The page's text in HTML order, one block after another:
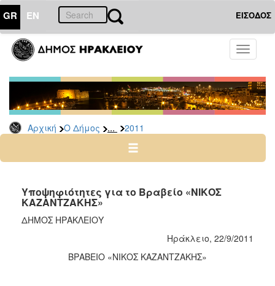
GR EN ΕΙΣΟΔΟΣ
Toggle
Αρχική Ο Δήμος ... 2011
ΔΗΜΟΣ
Δελτία
Τύπου
Αρχείο
2026
2024
2022
2021
Υποψηφιότητες για το Βραβείο «ΝΙΚΟΣ
ΚΑΖΑΝΤΖΑΚΗΣ»
ΔΗΜΟΣ ΗΡΑΚΛΕΙΟΥ
Ηράκλειο, 22/9/2011
ΒΡΑΒΕΙΟ «ΝΙΚΟΣ ΚΑΖΑΝΤΖΑΚΗΣ»